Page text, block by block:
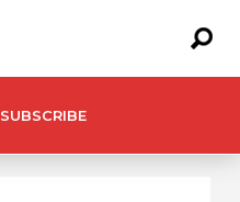
SUBSCRIBE